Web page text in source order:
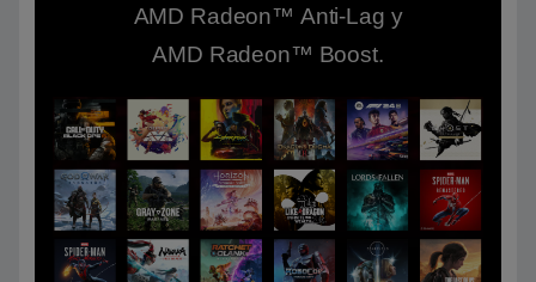
AMD Radeon™ Anti-Lag y
AMD Radeon™ Boost.